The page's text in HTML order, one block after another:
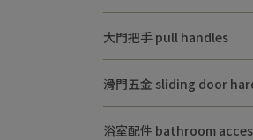
大門把手 pull handles
滑門五金 sliding door
浴室配件 bathroom